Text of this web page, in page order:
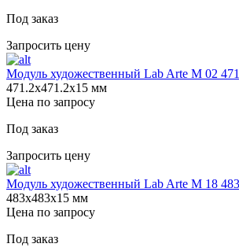
Под заказ
Запросить цену
Модуль художественный Lab Arte М 02
471.2х471.2х15 мм
Цена по запросу
Под заказ
Запросить цену
Модуль художественный Lab Arte М 18
483х483х15 мм
Цена по запросу
Под заказ